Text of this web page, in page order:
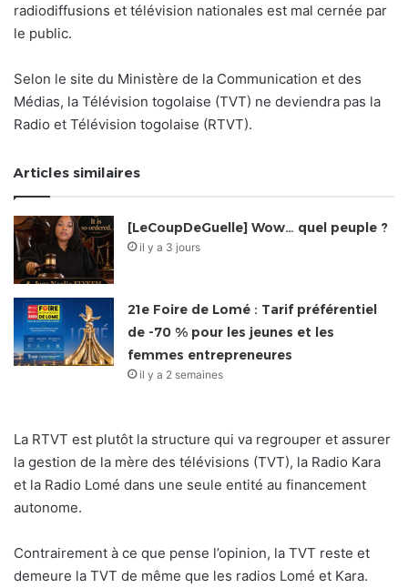
radiodiffusions et télévision nationales est mal cernée par
le public.
Selon le site du Ministère de la Communication et des
Médias, la Télévision togolaise (TVT) ne deviendra pas la
Radio et Télévision togolaise (RTVT).
Articles similaires
[LeCoupDeGuelle] Wow… quel peuple ?
il y a 3 jours
21e Foire de Lomé : Tarif préférentiel
de -70 % pour les jeunes et les
femmes entrepreneures
il y a 2 semaines
La RTVT est plutôt la structure qui va regrouper et assurer
la gestion de la mère des télévisions (TVT), la Radio Kara
et la Radio Lomé dans une seule entité au financement
autonome.
Contrairement à ce que pense l’opinion, la TVT reste et
demeure la TVT de même que les radios Lomé et Kara.